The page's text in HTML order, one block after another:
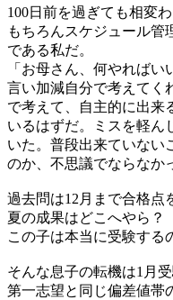
100日前を過ぎても相変
もちろんスケジュール管
である私だ。
「お母さん、何やればい
言い加減自分で考えてく
で考えて、自主的に出来
いるはずだ。ミスを軽ん
いた。普段出来ていない
のか、不思議でならなか
過去問は12月まで合格点
夏の成果はどこへやら？
この子は本当に受験する
そんな息子の転機は1月受
第一志望と同じ偏差値帯